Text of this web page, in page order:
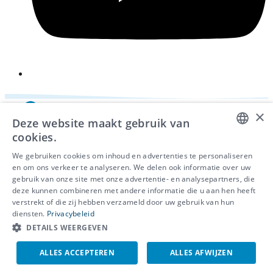
© 2026 - IDEWE
Privacy
Cookiebeleid
Klokkenluidersmelding
DUTCH
FRENCH
×
Deze website maakt gebruik van
cookies.
We gebruiken cookies om inhoud en advertenties te personaliseren
en om ons verkeer te analyseren. We delen ook informatie over uw
gebruik van onze site met onze advertentie- en analysepartners, die
deze kunnen combineren met andere informatie die u aan hen heeft
verstrekt of die zij hebben verzameld door uw gebruik van hun
diensten. Privacybeleid
DETAILS WEERGEVEN
ALLES ACCEPTEREN ALLES AFWIJZEN